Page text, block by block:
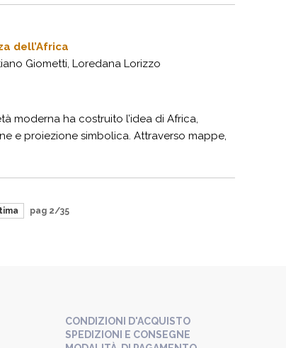
dell’Africa
Giometti, Loredana Lorizzo
moderna ha costruito l’idea di Africa,
e proiezione simbolica. Attraverso mappe,
pag 2/35
CONDIZIONI D'ACQUISTO
SPEDIZIONI E CONSEGNE